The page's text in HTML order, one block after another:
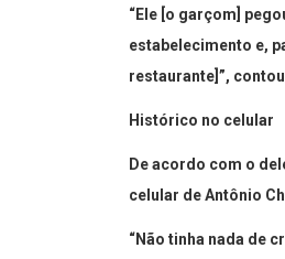
“Ele [o garçom]
estabelecimento e,
restaurante]”,
Histórico no celular
De acordo com o
celular de Antônio
“Não tinha nada de